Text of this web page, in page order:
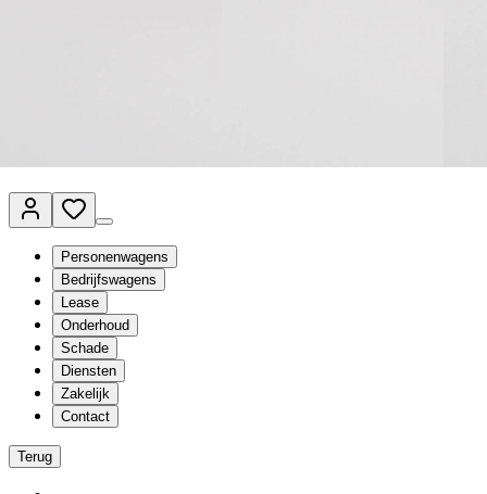
Personenwagens
Bedrijfswagens
Lease
Onderhoud
Schade
Diensten
Zakelijk
Contact
Terug